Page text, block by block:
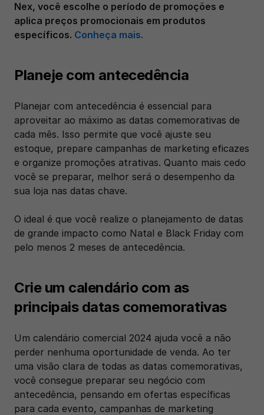
Nex, você escolhe o período de promoções e
aplica preços promocionais em produtos
específicos. Conheça mais.
Planeje com antecedência
Planejar com antecedência é essencial para
aproveitar ao máximo as datas comemorativas de
cada mês. Isso permite que você ajuste seu
estoque, prepare campanhas de marketing eficazes
e organize promoções atrativas. Quanto mais cedo
você se preparar, melhor será o desempenho da
sua loja nas datas chave.
O ideal é que você realize o planejamento de datas
de grande impacto como Natal e Black Friday com
pelo menos 2 meses de antecedência.
Crie um calendário com as
principais datas comemorativas
Um calendário comercial 2024 ajuda você a não
perder nenhuma oportunidade de venda. Ao ter
uma visão clara de todas as datas comemorativas,
você consegue preparar seu negócio com
antecedência, pensando em ofertas específicas
para cada evento, campanhas de marketing